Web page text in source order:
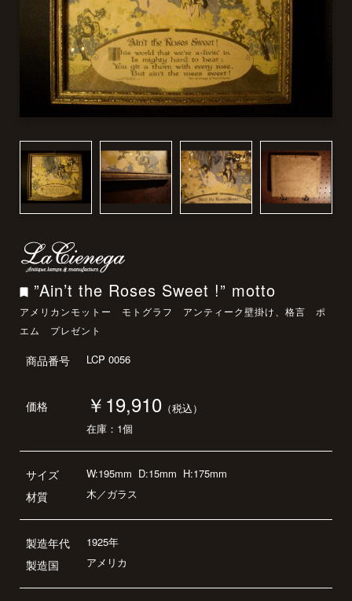
”Ain’t the Roses Sweet !” motto
アメリカンモットー モトグラフ アンティーク壁掛け、格言 ポ
エム プレゼント
商品番号 LCP 0056
価格 ￥19,910 （税込）
在庫：1個
サイズ
材質
W:195mm D:15mm H:175mm
木／ガラス
製造年代
製造国
1925年
アメリカ